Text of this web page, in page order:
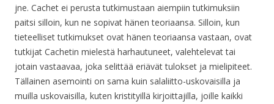
jne. Cachet ei perusta tutkimustaan aiempiin tutkimuksiin
paitsi silloin, kun ne sopivat hänen teoriaansa. Silloin, kun
tieteelliset tutkimukset ovat hänen teoriaansa vastaan, ovat
tutkijat Cachetin mielestä harhautuneet, valehtelevat tai
jotain vastaavaa, joka selittää eriävät tulokset ja mielipiteet.
Tällainen asemointi on sama kuin salaliitto-uskovaisilla ja
muilla uskovaisilla, kuten kristityillä kirjoittajilla, joille kaikki